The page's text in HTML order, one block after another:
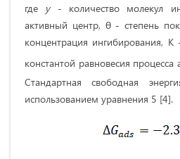
где y- количество молекул
активный центр, θ - степень
концентрация ингибирования, K
константой равновесия процесса
Стандартная свободная
использованием уравнения 5 [4].